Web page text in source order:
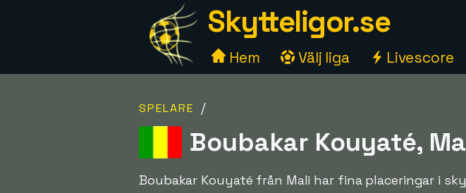
Skytteligor.se
Hem Välj liga Livescore
SPELARE /
Boubakar Kouyaté,
Boubakar Kouyaté från Mali har fina placeringar i